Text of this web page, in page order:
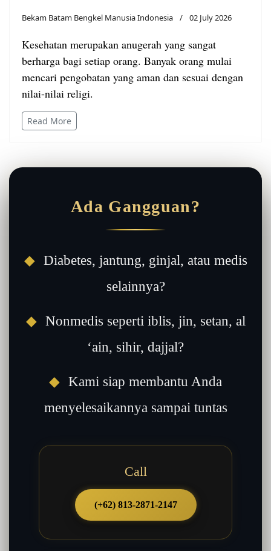
Bekam Batam Bengkel Manusia Indonesia 02 July 2026
Kesehatan merupakan anugerah yang sangat
berharga bagi setiap orang. Banyak orang mulai
mencari pengobatan yang aman dan sesuai dengan
nilai-nilai religi.
Read More
Ada Gangguan?
◆ Diabetes, jantung, ginjal, atau medis
selainnya?
◆ Nonmedis seperti iblis, jin, setan, al
‘ain, sihir, dajjal?
◆ Kami siap membantu Anda
menyelesaikannya sampai tuntas
Call
(+62) 813-2871-2147